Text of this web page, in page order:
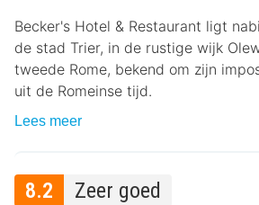
Becker's Hotel & Restaurant ligt
de stad Trier, in de rustige wijk
tweede Rome, bekend om zijn
uit de Romeinse tijd.
Lees meer
8.2 Zeer goed